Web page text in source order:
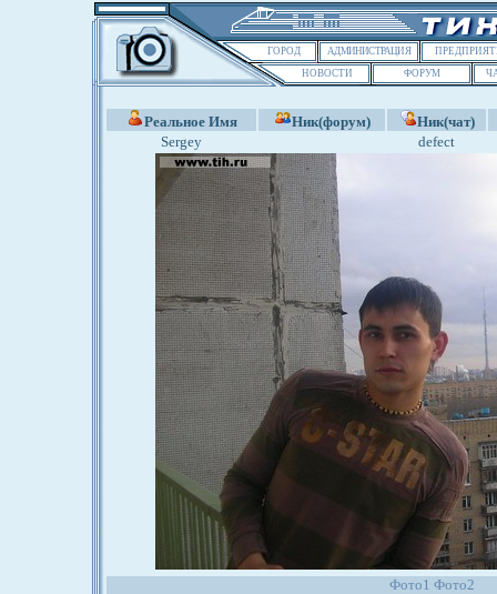
ГОРОД АДМИНИСТРАЦИЯ
НОВОСТИ
ФОРУМ
Реальное Имя Ник(форум)
Ник(чат)
Sergey
defect
Фото1 Фото2